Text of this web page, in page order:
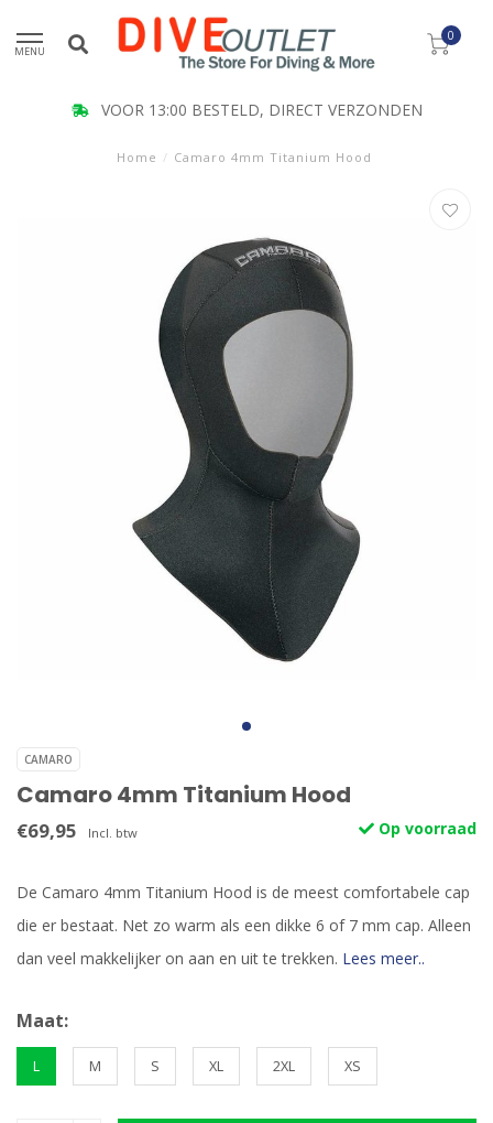
MENU
0
VOOR 13:00 BESTELD, DIRECT VERZONDEN
Home / Camaro 4mm Titanium Hood
CAMARO
Camaro 4mm Titanium Hood
€69,95 Incl. btw Op voorraad
De Camaro 4mm Titanium Hood is de meest comfortabele cap
die er bestaat. Net zo warm als een dikke 6 of 7 mm cap. Alleen
dan veel makkelijker on aan en uit te trekken. Lees meer..
Maat:
L M S XL 2XL XS